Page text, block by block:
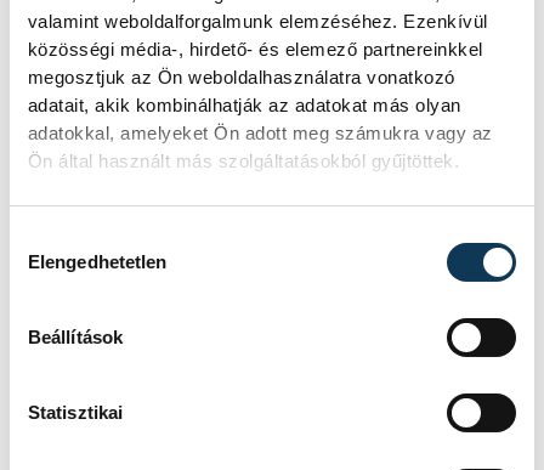
valamint weboldalforgalmunk elemzéséhez. Ezenkívül
közösségi média-, hirdető- és elemező partnereinkkel
megosztjuk az Ön weboldalhasználatra vonatkozó
adatait, akik kombinálhatják az adatokat más olyan
adatokkal, amelyeket Ön adott meg számukra vagy az
Ön által használt más szolgáltatásokból gyűjtöttek.
Elengedhetetlen
Beállítások
Statisztikai
legnehezebb és a legösszetettebb
feladatok állnak – mondta.
közélet